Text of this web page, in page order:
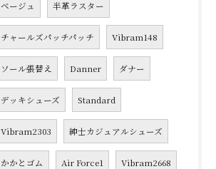
ベージュ 半革ラスター
チャールズパッチパッチ Vibram148
ソール張替え Danner ダナー
デッキシューズ Standard
Vibram2303 紳士カジュアルシューズ
かかとゴム Air Force1 Vibram2668